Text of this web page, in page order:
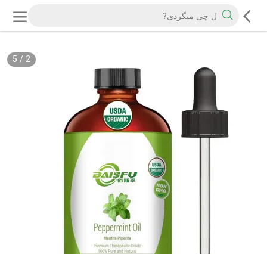
2
/
5